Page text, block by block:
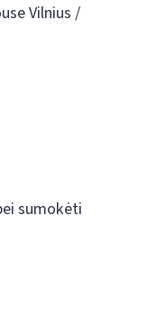
Vilnius /
sumokėti